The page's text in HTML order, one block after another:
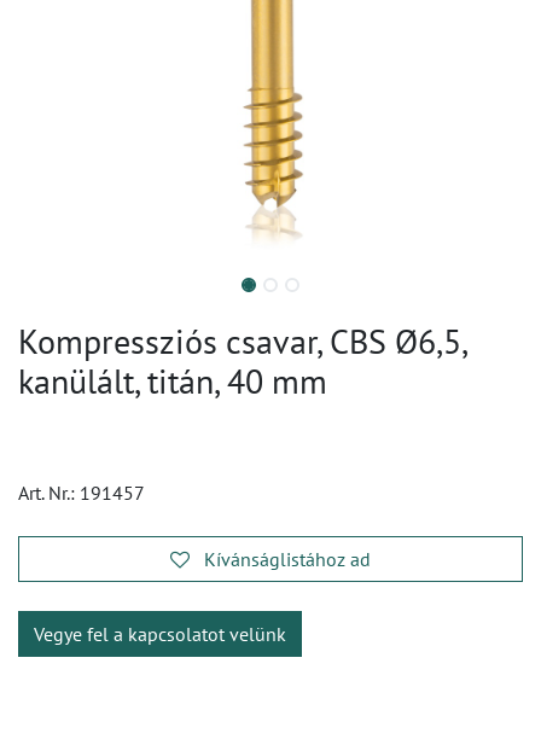
Kompressziós csavar, CBS Ø6,5,
kanülált, titán, 40 mm
Art. Nr.: 191457
Kívánságlistához ad
Vegye fel a kapcsolatot velünk